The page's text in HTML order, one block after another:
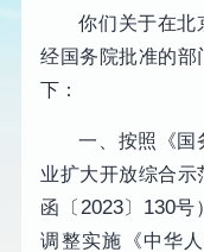
你们关于在北
经国务院批准的部
下：
一、按照《国
业扩大开放综合示
函〔 2023〕 130号
调整实施《中华